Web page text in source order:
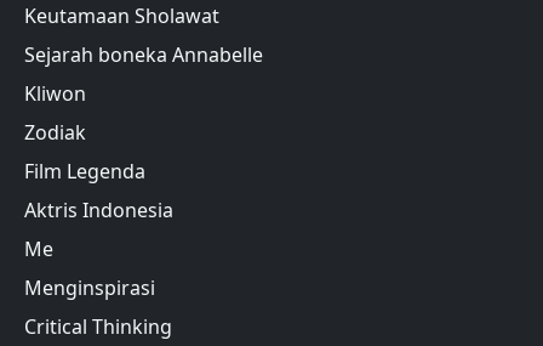
Keutamaan Sholawat
Sejarah boneka Annabelle
Kliwon
Zodiak
Film Legenda
Aktris Indonesia
Me
Menginspirasi
Critical Thinking